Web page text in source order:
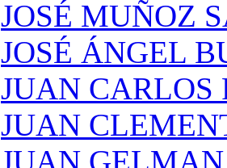
JOSÉ MUÑOZ
JOSÉ ÁNGEL
JUAN CARLOS
JUAN
JUAN GELMAN